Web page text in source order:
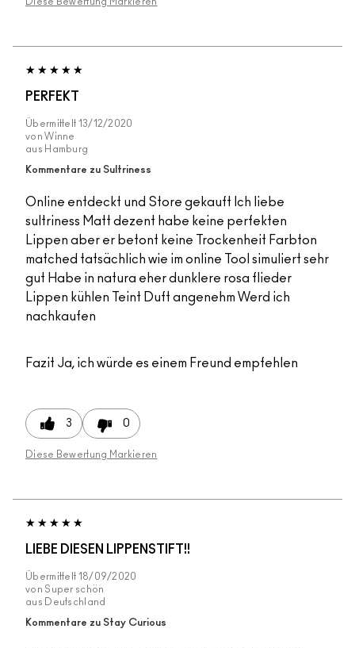
PERFEKT
Übermittelt 13/12/2020
von Winne
aus Hamburg
Kommentare zu Sultriness
Online entdeckt und Store gekauft Ich liebe
sultriness Matt dezent habe keine perfekten
Lippen aber er betont keine Trockenheit Farbton
matched tatsächlich wie im online Tool simuliert sehr
gut Habe in natura eher dunklere rosa flieder
Lippen kühlen Teint Duft angenehm Werd ich
nachkaufen
Fazit Ja, ich würde es einem Freund empfehlen
3 0
Diese Bewertung Markieren
LIEBE DIESEN LIPPENSTIFT!!
Übermittelt 18/09/2020
von Super schön
aus
Deutschland
Kommentare zu Stay Curious